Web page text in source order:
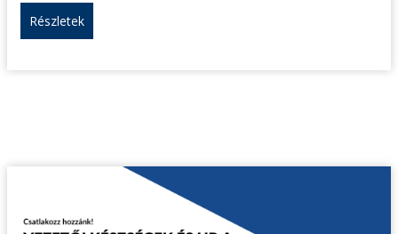
Részletek